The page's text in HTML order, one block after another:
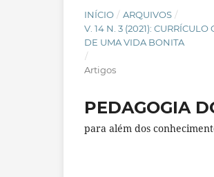
INÍCIO / ARQUIVOS /
V. 14 N. 3 (2021):
DE UMA VIDA BONITA
/
Artigos
PEDAGOGIA
para além dos